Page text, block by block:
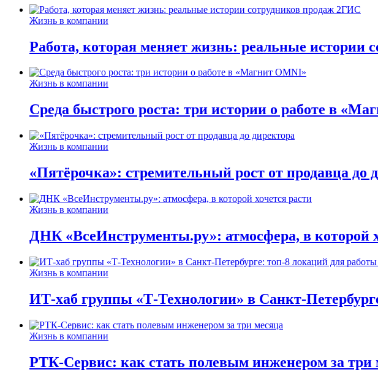
Жизнь в компании
Работа, которая меняет жизнь: реальные истории
Жизнь в компании
Среда быстрого роста: три истории о работе в
Жизнь в компании
«Пятёрочка»: стремительный рост от продавца до
Жизнь в компании
ДНК «ВсеИнструменты.ру»: атмосфера, в которой
Жизнь в компании
ИТ-хаб группы «Т-Технологии» в Санкт-
Жизнь в компании
РТК-Сервис: как стать полевым инженером за три